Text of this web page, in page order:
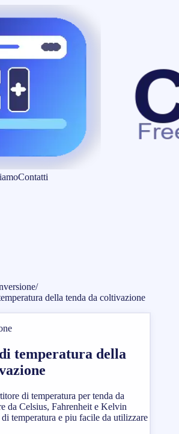
Contatti
/
della tenda da coltivazione
temperatura della
di temperatura per tenda da
da Celsius, Fahrenheit e Kelvin
temperatura e piu facile da utilizzare